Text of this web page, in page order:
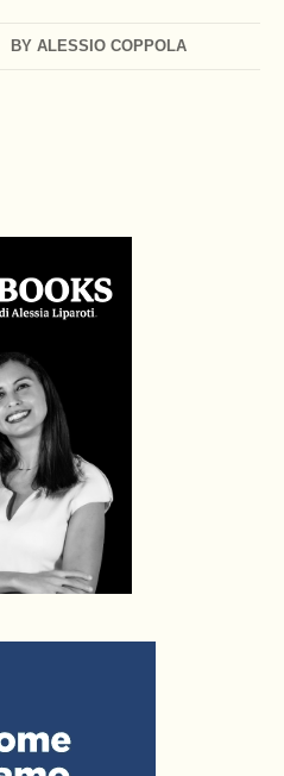
BY ALESSIO COPPOLA